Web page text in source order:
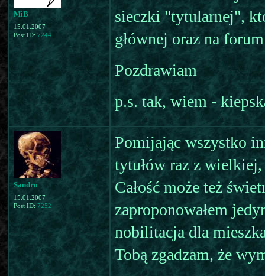
MiB
15.01.2007
Post ID: 7244
sieczki "tytularnej",
głównej oraz na
Pozdrawiam
p.s. tak, wiem -
Sandro
15.01.2007
Post ID: 7252
Pomijając wszystko
tytułów raz z
Całość może też
zaproponowałem
nobilitacja dla
Tobą zgadzam, że